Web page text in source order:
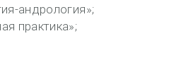
андрология»;
практика»;